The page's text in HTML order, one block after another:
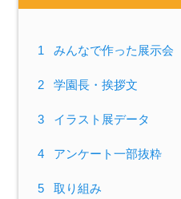
1 みんなで作った展示会
2 学園長・挨拶文
3 イラスト展データ
4 アンケート一部抜粋
5 取り組み